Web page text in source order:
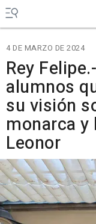
4 DE MARZO DE 2024
Rey
alumnos
su visión
monarca y
Leonor